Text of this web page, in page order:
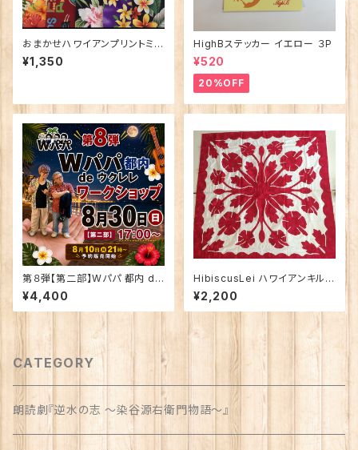
おまかせハワイアンプリントミニ
カットクロス50枚
¥1,350
HighBステッカー イエロー ３P
¥520
20%OFF
第８弾【第二部】Wパパ 都内 de
ウクレレ ワークショップ 8月3
0日(日) 17:00〜
¥4,400
HibiscusLei ハワイアンキルト
パターン
¥2,200
CATEGORY
朗読劇『逆水の志 〜染谷源右衛門物語〜』